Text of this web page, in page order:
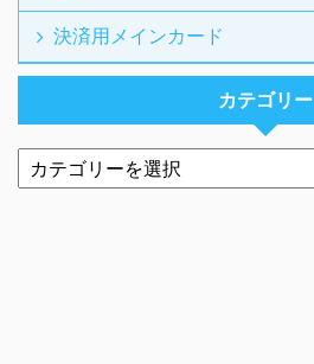
決済用メインカード
カテゴリー